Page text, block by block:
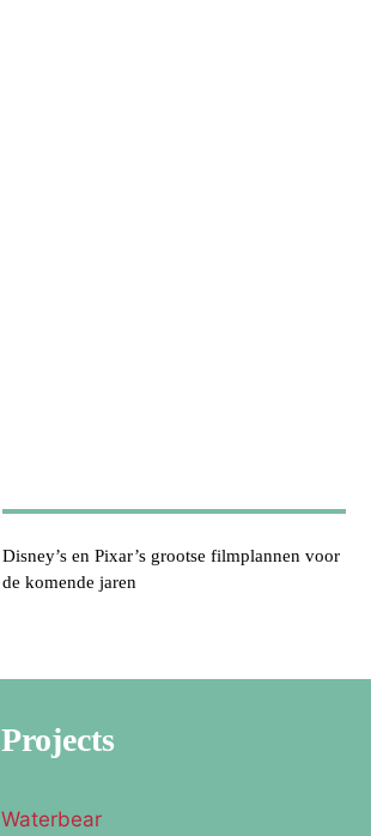
Disney’s en Pixar’s grootse filmplannen voor
de komende jaren
Projects
Waterbear